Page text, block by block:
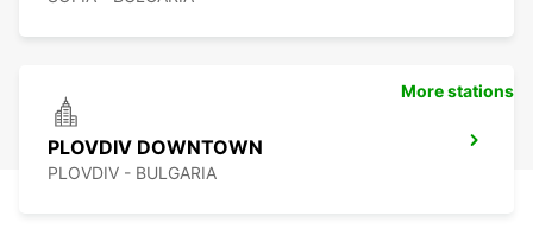
PLOVDIV DOWNTOWN
PLOVDIV - BULGARIA
More stations